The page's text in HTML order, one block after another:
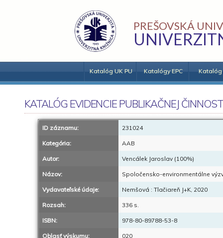
PREŠOVSKÁ
Katalóg UK PU Katalógy EPC Katalóg
KATALÓG EVIDENCIE PUBLIKAČNEJ
ID záznamu: 231024
Kategória: AAB
Autor: Vencálek Jaroslav (100%)
Názov: Spoločensko-environmentálne
Vydavateľské údaje: Nemšová : Tlačiareň J+K, 2020
Rozsah: 336 s.
ISBN: 978-80-89788-53-8
Oblasť výskumu: 020